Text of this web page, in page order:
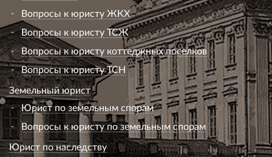
Можем ли мы обжаловать данное определение. С
уважением, Начальник _________ М.
М., добрый день!
В соответствии с частями 2 и 3 ст.
259 Арбитражного процессуального кодекса